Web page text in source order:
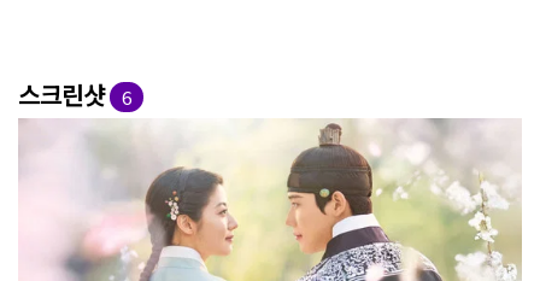
스크린샷 6